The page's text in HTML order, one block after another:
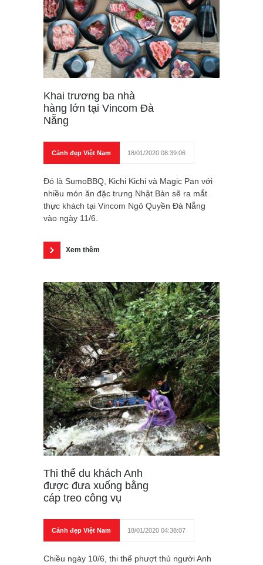
Khai trương ba nhà
hàng lớn tại Vincom Đà
Nẵng
Cảnh đẹp Việt Nam 18/01/2020 08:39:06
Đó là SumoBBQ, Kichi Kichi và Magic Pan với
nhiều món ăn đặc trưng Nhật Bản sẽ ra mắt
thực khách tại Vincom Ngô Quyền Đà Nẵng
vào ngày 11/6.
Xem thêm
Thi thể du khách Anh
được đưa xuống bằng
cáp treo công vụ
Cảnh đẹp Việt Nam 18/01/2020 04:38:07
Chiều ngày 10/6, thi thể phượt thủ người Anh